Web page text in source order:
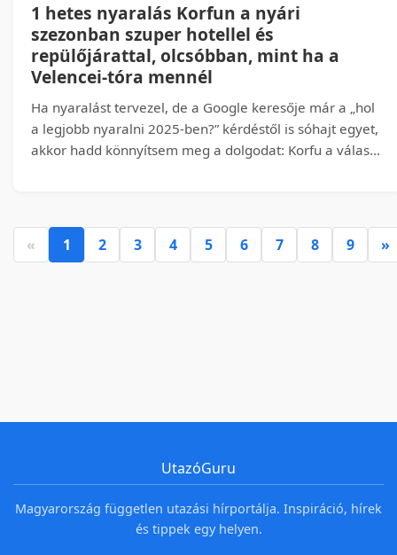
1 hetes nyaralás Korfun a nyári
szezonban szuper hotellel és
repülőjárattal, olcsóbban, mint ha a
Velencei-tóra mennél
Ha nyaralást tervezel, de a Google keresője már a „hol
a legjobb nyaralni 2025-ben?” kérdéstől is sóhajt egyet,
akkor hadd könnyítsem meg a dolgodat: Korfu a válasz!
olcsóbban, mintha a Velencei-tóra mennél nyaralni.
« 1 2 3 4 5 6 7 8 9 »
UtazóGuru
Magyarország független utazási hírportálja. Inspiráció, hírek
és tippek egy helyen.